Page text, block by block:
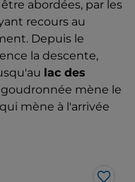
abordées, par les
recours au
Depuis le
la descente,
lac des
mène le
mène à l'arrivée